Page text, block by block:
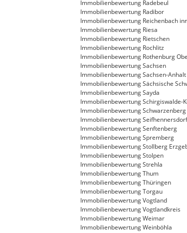
Immobilienbewertung Radebeul
Immobilienbewertung Radibor
Immobilienbewertung Reichenbach
Immobilienbewertung Riesa
Immobilienbewertung Rietschen
Immobilienbewertung Rochlitz
Immobilienbewertung Rothenburg
Immobilienbewertung Sachsen
Immobilienbewertung Sachsen-Anhalt
Immobilienbewertung Sächsische
Immobilienbewertung Sayda
Immobilienbewertung Schirgiswalde-
Immobilienbewertung
Immobilienbewertung Seifhennersdorf
Immobilienbewertung Senftenberg
Immobilienbewertung Spremberg
Immobilienbewertung Stollberg
Immobilienbewertung Stolpen
Immobilienbewertung Strehla
Immobilienbewertung Thum
Immobilienbewertung Thüringen
Immobilienbewertung Torgau
Immobilienbewertung Vogtland
Immobilienbewertung Vogtlandkreis
Immobilienbewertung Weimar
Immobilienbewertung Weinböhla